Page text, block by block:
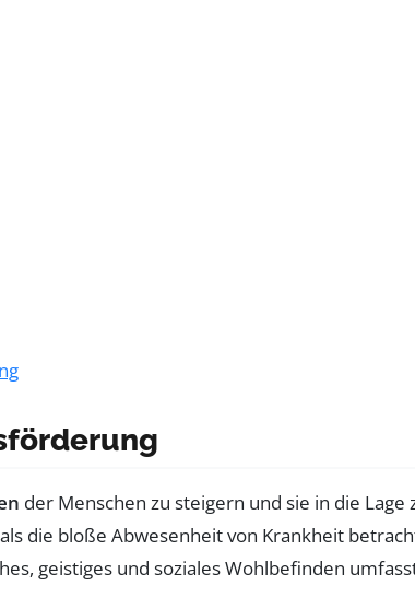
der Menschen zu steigern und sie in die Lage
die bloße Abwesenheit von Krankheit
geistiges und soziales Wohlbefinden